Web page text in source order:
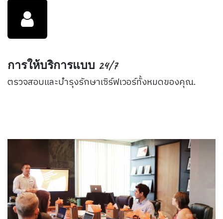
การให้บริการแบบ 24/7
ตรวจสอบและบำรุงรักษาเซิร์ฟเวอร์ทั้งหมดของคุณ.